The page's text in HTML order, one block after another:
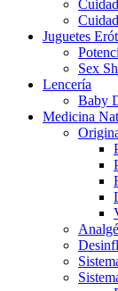
Juguetes
Sex
Lencería
Baby
Medicina